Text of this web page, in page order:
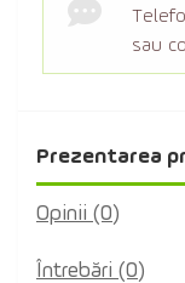
sau
Prezentarea
Opinii (0)
Întrebări (0)